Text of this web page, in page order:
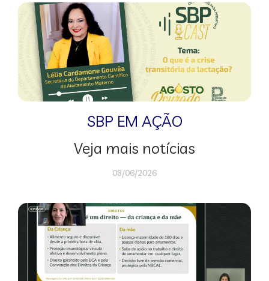
SBP EM AÇÃO
Veja mais notícias
08/06/2026